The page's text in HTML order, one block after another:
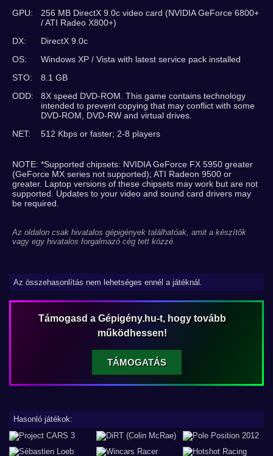
GPU:
256 MB DirectX 9.0c video card (NVIDIA GeForce 6800+
/ ATI Radeo X800+)
DX:
DirectX 9.0c
OS:
Windows XP / Vista with latest service pack installed
STO:
8.1 GB
ODD:
8X speed DVD-ROM. This game contains technology
intended to prevent copying that may conflict with some
DVD-ROM, DVD-RW and virtual drives.
NET:
512 Kbps or faster; 2-8 players
NOTE: *Supported chipsets: NVIDIA GeForce FX 5950 greater
(GeForce MX series not supported); ATI Radeon 9500 or
greater. Laptop versions of these chipsets may work but are not
supported. Updates to your video and sound card drivers may
be required.
Az oldalon csak hivatalos gépigények találhatóak, amit a készítők
vagy egy hivatalos forgalmazó cég tett közzé.
Az összehasonlítás nem lehetséges ennél a játéknál.
Támogasd a Gépigény.hu-t, hogy tovább
működhessen!
TÁMOGATÁS
Hasonló játékok: